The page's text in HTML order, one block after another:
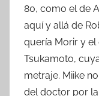
80, como el de
aquí y allá de
quería Morir y el
Tsukamoto,
metraje. Miike
del doctor por